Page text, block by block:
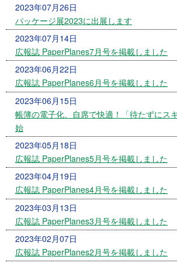
2023年07月26日
パッケージ展2023に出展します
2023年07月14日
広報誌 PaperPlanes7月号を掲載しました
2023年06月22日
広報誌 PaperPlanes6月号を掲載しました
2023年06月15日
帳簿の電子化、自席で快適！「待たずにス
始
2023年05月18日
広報誌 PaperPlanes5月号を掲載しました
2023年04月19日
広報誌 PaperPlanes4月号を掲載しました
2023年03月13日
広報誌 PaperPlanes3月号を掲載しました
2023年02月07日
広報誌 PaperPlanes2月号を掲載しました